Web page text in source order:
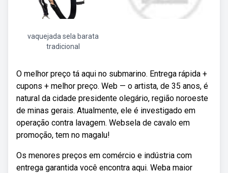
vaquejada sela barata
tradicional
O melhor preço tá aqui no submarino. Entrega rápida +
cupons + melhor preço. Web — o artista, de 35 anos, é
natural da cidade presidente olegário, região noroeste
de minas gerais. Atualmente, ele é investigado em
operação contra lavagem. Websela de cavalo em
promoção, tem no magalu!
Os menores preços em comércio e indústria com
entrega garantida você encontra aqui. Weba maior